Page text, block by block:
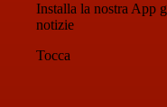
Installa la nostra App
notizie
Tocca